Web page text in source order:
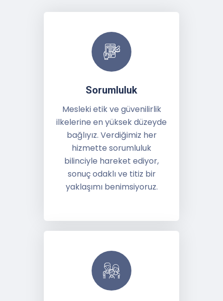
Sorumluluk
Mesleki etik ve güvenilirlik
ilkelerine en yüksek düzeyde
bağlıyız. Verdiğimiz her
hizmette sorumluluk
bilinciyle hareket ediyor,
sonuç odaklı ve titiz bir
yaklaşımı benimsiyoruz.